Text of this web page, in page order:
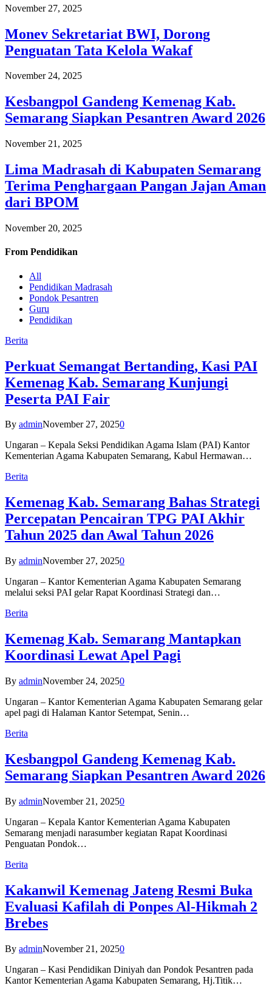
November 27, 2025
Monev Sekretariat BWI, Dorong
Penguatan Tata Kelola Wakaf
November 24, 2025
Kesbangpol Gandeng Kemenag Kab.
Semarang Siapkan Pesantren Award 2026
November 21, 2025
Lima Madrasah di Kabupaten Semarang
Terima Penghargaan Pangan Jajan Aman
dari BPOM
November 20, 2025
From Pendidikan
All
Pendidikan Madrasah
Pondok Pesantren
Guru
Pendidikan
Berita
Perkuat Semangat Bertanding, Kasi PAI
Kemenag Kab. Semarang Kunjungi
Peserta PAI Fair
By adminNovember 27, 20250
Ungaran – Kepala Seksi Pendidikan Agama Islam (PAI) Kantor
Kementerian Agama Kabupaten Semarang, Kabul Hermawan…
Berita
Kemenag Kab. Semarang Bahas Strategi
Percepatan Pencairan TPG PAI Akhir
Tahun 2025 dan Awal Tahun 2026
By adminNovember 27, 20250
Ungaran – Kantor Kementerian Agama Kabupaten Semarang
melalui seksi PAI gelar Rapat Koordinasi Strategi dan…
Berita
Kemenag Kab. Semarang Mantapkan
Koordinasi Lewat Apel Pagi
By adminNovember 24, 20250
Ungaran – Kantor Kementerian Agama Kabupaten Semarang gelar
apel pagi di Halaman Kantor Setempat, Senin…
Berita
Kesbangpol Gandeng Kemenag Kab.
Semarang Siapkan Pesantren Award 2026
By adminNovember 21, 20250
Ungaran – Kepala Kantor Kementerian Agama Kabupaten
Semarang menjadi narasumber kegiatan Rapat Koordinasi
Penguatan Pondok…
Berita
Kakanwil Kemenag Jateng Resmi Buka
Evaluasi Kafilah di Ponpes Al-Hikmah 2
Brebes
By adminNovember 21, 20250
Ungaran – Kasi Pendidikan Diniyah dan Pondok Pesantren pada
Kantor Kementerian Agama Kabupaten Semarang, Hj.Titik…